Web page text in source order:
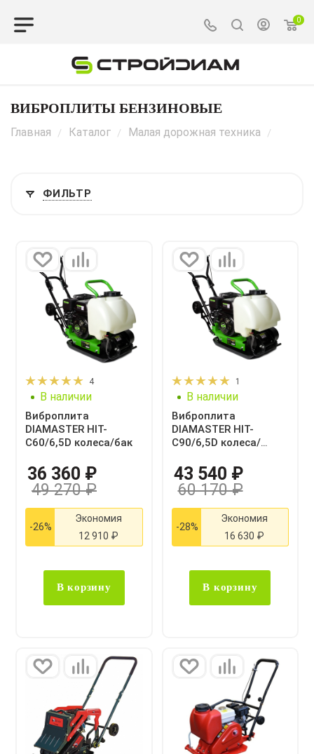
0
ВИБРОПЛИТЫ БЕНЗИНОВЫЕ
Главная / Каталог / Малая дорожная техника /
ФИЛЬТР
4
В наличии
Виброплита
DIAMASTER HIT-
С60/6,5D колеса/бак
36 360 ₽
49 270 ₽
-26%
Экономия
12 910 ₽
В корзину
1
В наличии
Виброплита
DIAMASTER HIT-
С90/6,5D колеса/
43 540 ₽
60 170 ₽
-28%
Экономия
16 630 ₽
В корзину